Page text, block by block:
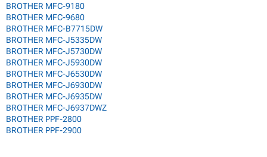
BROTHER MFC-9180
BROTHER MFC-9680
BROTHER MFC-B7715DW
BROTHER MFC-J5335DW
BROTHER MFC-J5730DW
BROTHER MFC-J5930DW
BROTHER MFC-J6530DW
BROTHER MFC-J6930DW
BROTHER MFC-J6935DW
BROTHER MFC-J6937DWZ
BROTHER PPF-2800
BROTHER PPF-2900